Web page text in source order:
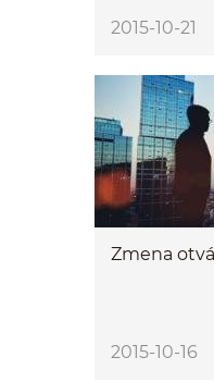
2015-10-21
Zmena
2015-10-16